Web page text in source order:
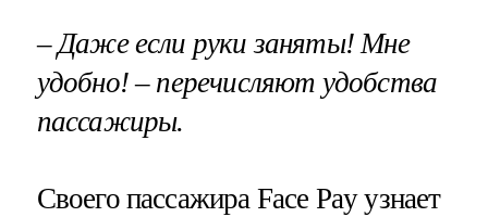
– Даже если руки заняты! Мне
удобно! – перечисляют удобства
пассажиры.
Своего пассажира Face Pay узнает